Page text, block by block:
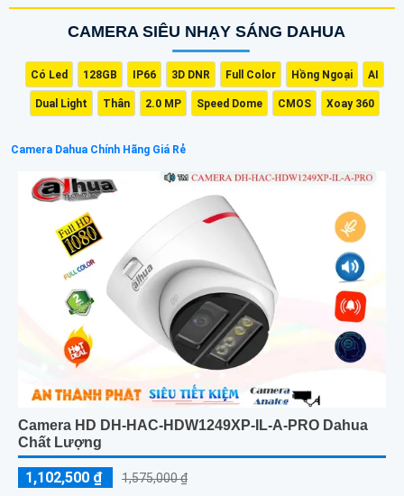
CAMERA SIÊU NHẠY SÁNG DAHUA
Có Led 128GB IP66 3D DNR Full Color Hồng Ngoại AI
Dual Light Thân 2.0 MP Speed Dome CMOS Xoay 360
Camera Dahua Chính Hãng Giá Rẻ
Camera HD DH-HAC-HDW1249XP-IL-A-PRO Dahua
Chất Lượng
1,102,500 ₫ 1,575,000 ₫